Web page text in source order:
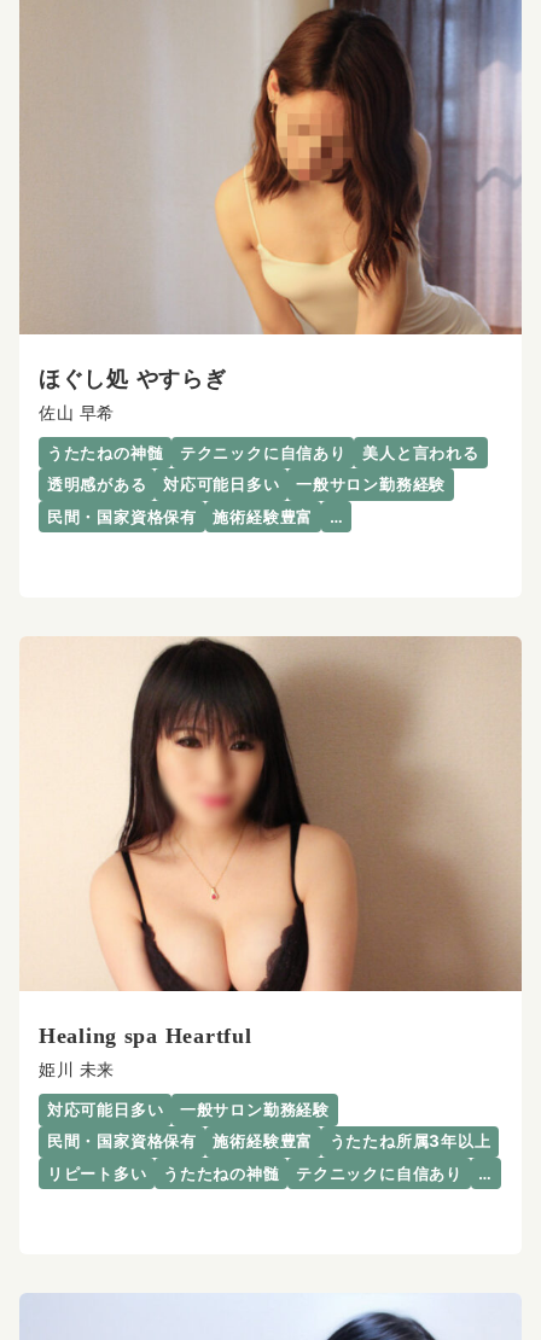
ほぐし処 やすらぎ
佐山 早希
うたたねの神髄 テクニックに自信あり
美人と言われる
透明感がある
対応可能日多い
一般サロン勤務経験
民間・国家資格保有
施術経験豊富 …
Healing spa Heartful
姫川 未来
対応可能日多い
一般サロン勤務経験
民間・国家資格保有
施術経験豊富
うたたね所属3年以上
リピート多い
うたたねの神髄 テクニックに自信あり …